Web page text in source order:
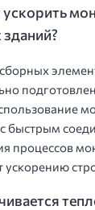
быстрым
процессов
ускорению